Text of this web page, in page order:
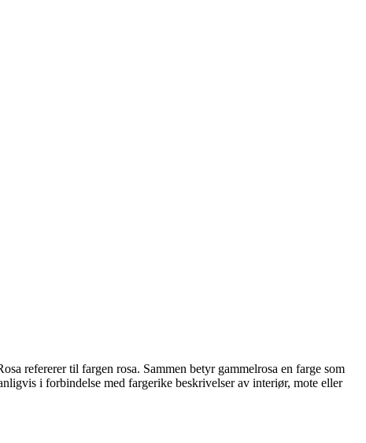
refererer til fargen rosa. Sammen betyr gammelrosa en farge som
i forbindelse med fargerike beskrivelser av interiør, mote eller